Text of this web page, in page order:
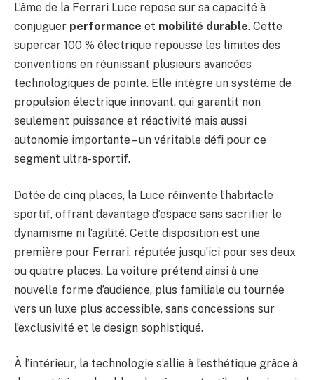
L’âme de la Ferrari Luce repose sur sa capacité à
conjuguer performance et mobilité durable. Cette
supercar 100 % électrique repousse les limites des
conventions en réunissant plusieurs avancées
technologiques de pointe. Elle intègre un système de
propulsion électrique innovant, qui garantit non
seulement puissance et réactivité mais aussi
autonomie importante – un véritable défi pour ce
segment ultra-sportif.
Dotée de cinq places, la Luce réinvente l’habitacle
sportif, offrant davantage d’espace sans sacrifier le
dynamisme ni l’agilité. Cette disposition est une
première pour Ferrari, réputée jusqu’ici pour ses deux
ou quatre places. La voiture prétend ainsi à une
nouvelle forme d’audience, plus familiale ou tournée
vers un luxe plus accessible, sans concessions sur
l’exclusivité et le design sophistiqué.
À l’intérieur, la technologie s’allie à l’esthétique grâce à